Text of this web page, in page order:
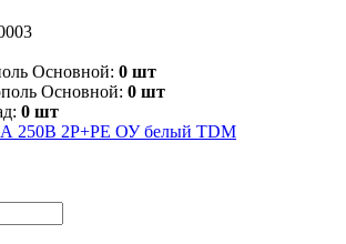
Основной: 0 шт
Основной: 0 шт
0 шт
250В 2Р+РЕ ОУ белый TDM